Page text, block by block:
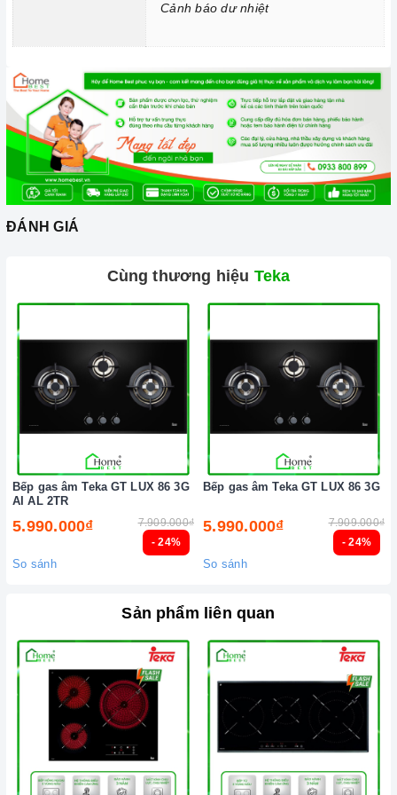
Chức năng Tự nhận diện nồi nấu:
thiết bị đun nấu và hoạt động.
Chức năng Cảnh báo dư nhiệt:Bếp cảnh báo người dùng
không chạm tay vào vùng nóng, giảm thiểu khả năng rủi ro bị
bỏng.
2. Một số lưu ý khi sử dụng sản phẩm
Lưu ý khi chọn nồi nấu
Cần chọn đáy nồi nhẵn và bằng phẳng, tránh những loại có
Không sử dụng dụng cụ nấu ăn mỏng hoặc chất lượng thấp,
vì sẽ tạo ra rất nhiều tiếng ồn trong khi nấu, đồng thời dễ ảnh
hưởng không tốt đếnbếp hồng ngoại.
Nên chọn nồi có đường kính đáy phù hợp với vùng nấu,
không nhỏ quá cũng không to quá. Đường kính nồi thông
Lưu ý trong quá trình nấu
Đảm bảo đọc hướng dẫn sử dụng kèm theo để biết điện áp
và dòng điện yêu cầu cũng như các thông số kỹ thuật khác.
Làm theo hướng dẫn của nhà sản xuất.
Đặt dụng cụ nấu đúng trọng tâm của vùng nấu trước khi bật
cảm ứng để tránh các mã lỗi và để tiết kiệm điện năng.
Bật bếp bằng cách chạm vào nút bật/ tắt trên bảng điều
khiển, và thao tác trượt để tăng giảm công suất/ nhiệt độ/
Khóa trẻ em: sử dụng để bảo đảm an toàn nếu nhà có trẻ em
và để ngăn mọi tác động làm thay đổi các cài đặt trong quá
Cảnh báo dư nhiệt
ĐÁNH GIÁ
Cùng thương hiệu Teka
- 24%
Bếp gas âm Teka GT LUX 86 3G
AI AL 2TR
5.990.000₫ 7.909.000₫
So sánh
- 24%
Bếp gas âm Teka GT LUX 86 3G
5.990.000₫ 7.909.000₫
So sánh
Sản phẩm liên quan